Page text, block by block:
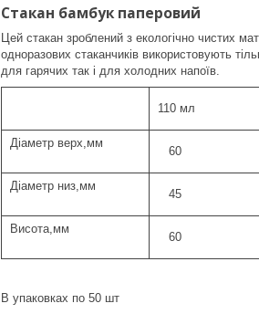
Стакан бамбук паперовий
Цей стакан зроблений з екологічно чистих
одноразових стаканчиків використовують
для гарячих так і для холодних напоїв.
110 мл
Діаметр верх,мм
60
Діаметр низ,мм
45
Висота,мм
60
В упаковках по 50 шт